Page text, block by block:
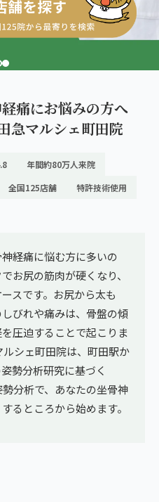
痛にお悩みの方へ
急マルシェ町田院
年間約80万人来院
全国125店舗 特許技術使用
経痛に悩む方に多いの
お尻の筋肉が硬くなり、
スです。お尻から太も
びれや痛みは、骨盤の傾
圧迫することで起こりま
シェ町田院は、町田駅か
勢分析研究に基づく
分析で、あなたの坐骨神
るところから始めます。